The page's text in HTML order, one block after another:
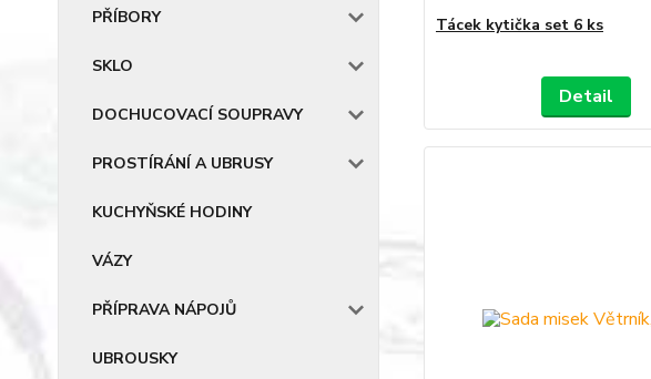
PŘÍBORY
SKLO
DOCHUCOVACÍ SOUPRAVY
PROSTÍRÁNÍ A UBRUSY
KUCHYŇSKÉ HODINY
VÁZY
PŘÍPRAVA NÁPOJŮ
UBROUSKY
Tácek kytička set 6 ks
Detail